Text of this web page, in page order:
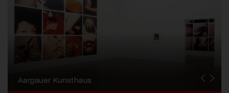
Künstlerin
Aargauer Kunsthaus
Gewerbemuseum Winterthur
Liste Art Fair Basel
Bündner Kunstmuseum
Künstler:innen Portraits
Junge Schweizer Kunst
Vögele Kultur Zentrum
Nidwaldner Museum
Haus für Kunst Uri